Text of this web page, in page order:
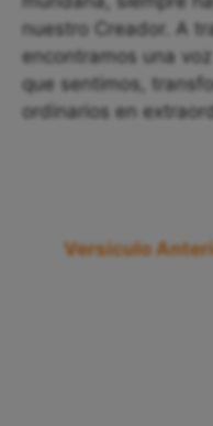
nuestro Creador. A
encontramos una
que sentimos,
ordinarios en
Versículo